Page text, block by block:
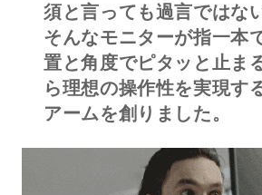
須と言っても過言ではな
そんなモニターが指一本
置と角度でピタッと止ま
ら理想の操作性を実現す
アームを創りました。